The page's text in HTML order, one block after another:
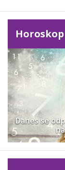
Horoskop
Danes se